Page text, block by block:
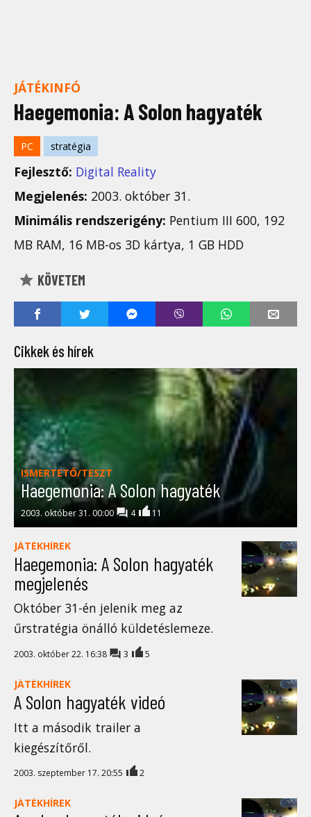
JÁTÉKINFÓ
Haegemonia: A Solon hagyaték
PC stratégia
Fejlesztő: Digital Reality
Megjelenés: 2003. október 31.
Minimális rendszerigény: Pentium III 600, 192
MB RAM, 16 MB-os 3D kártya, 1 GB HDD
KÖVETEM
Cikkek és hírek
ISMERTETŐ/TESZT
Haegemonia: A Solon hagyaték
2003. október 31. 00:00 4 11
JÁTÉKHÍREK
Haegemonia: A Solon hagyaték
megjelenés
Október 31-én jelenik meg az
űrstratégia önálló küldetéslemeze.
2003. október 22. 16:38 3 5
JÁTÉKHÍREK
A Solon hagyaték videó
Itt a második trailer a
kiegészítőről.
2003. szeptember 17. 20:55 2
JÁTÉKHÍREK